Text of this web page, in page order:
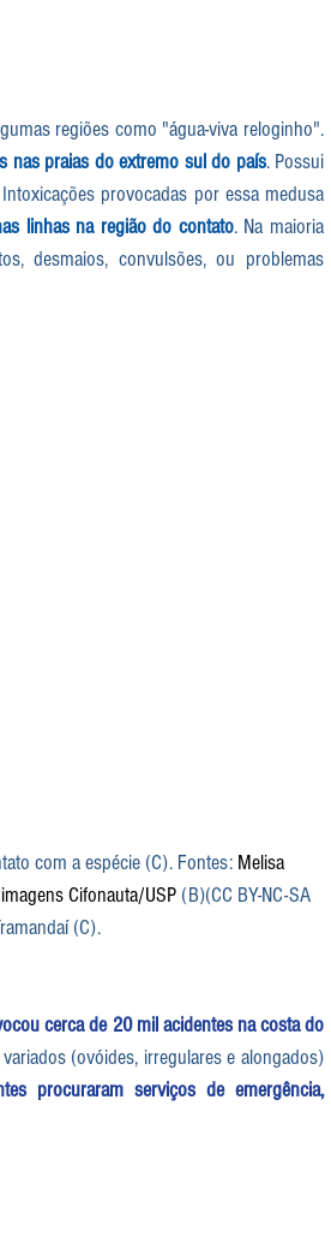
regiões como "água-viva reloginho".
nas praias do extremo sul do país. Possui
provocadas por essa medusa
linhas na região do contato. Na maioria
desmaios, convulsões, ou problemas
com a espécie (C). Fontes: Melisa
Cifonauta/USP (B)(CC BY-NC-SA
(C).
cerca de 20 mil acidentes na costa do
(ovóides, irregulares e alongados)
procuraram serviços de emergência,